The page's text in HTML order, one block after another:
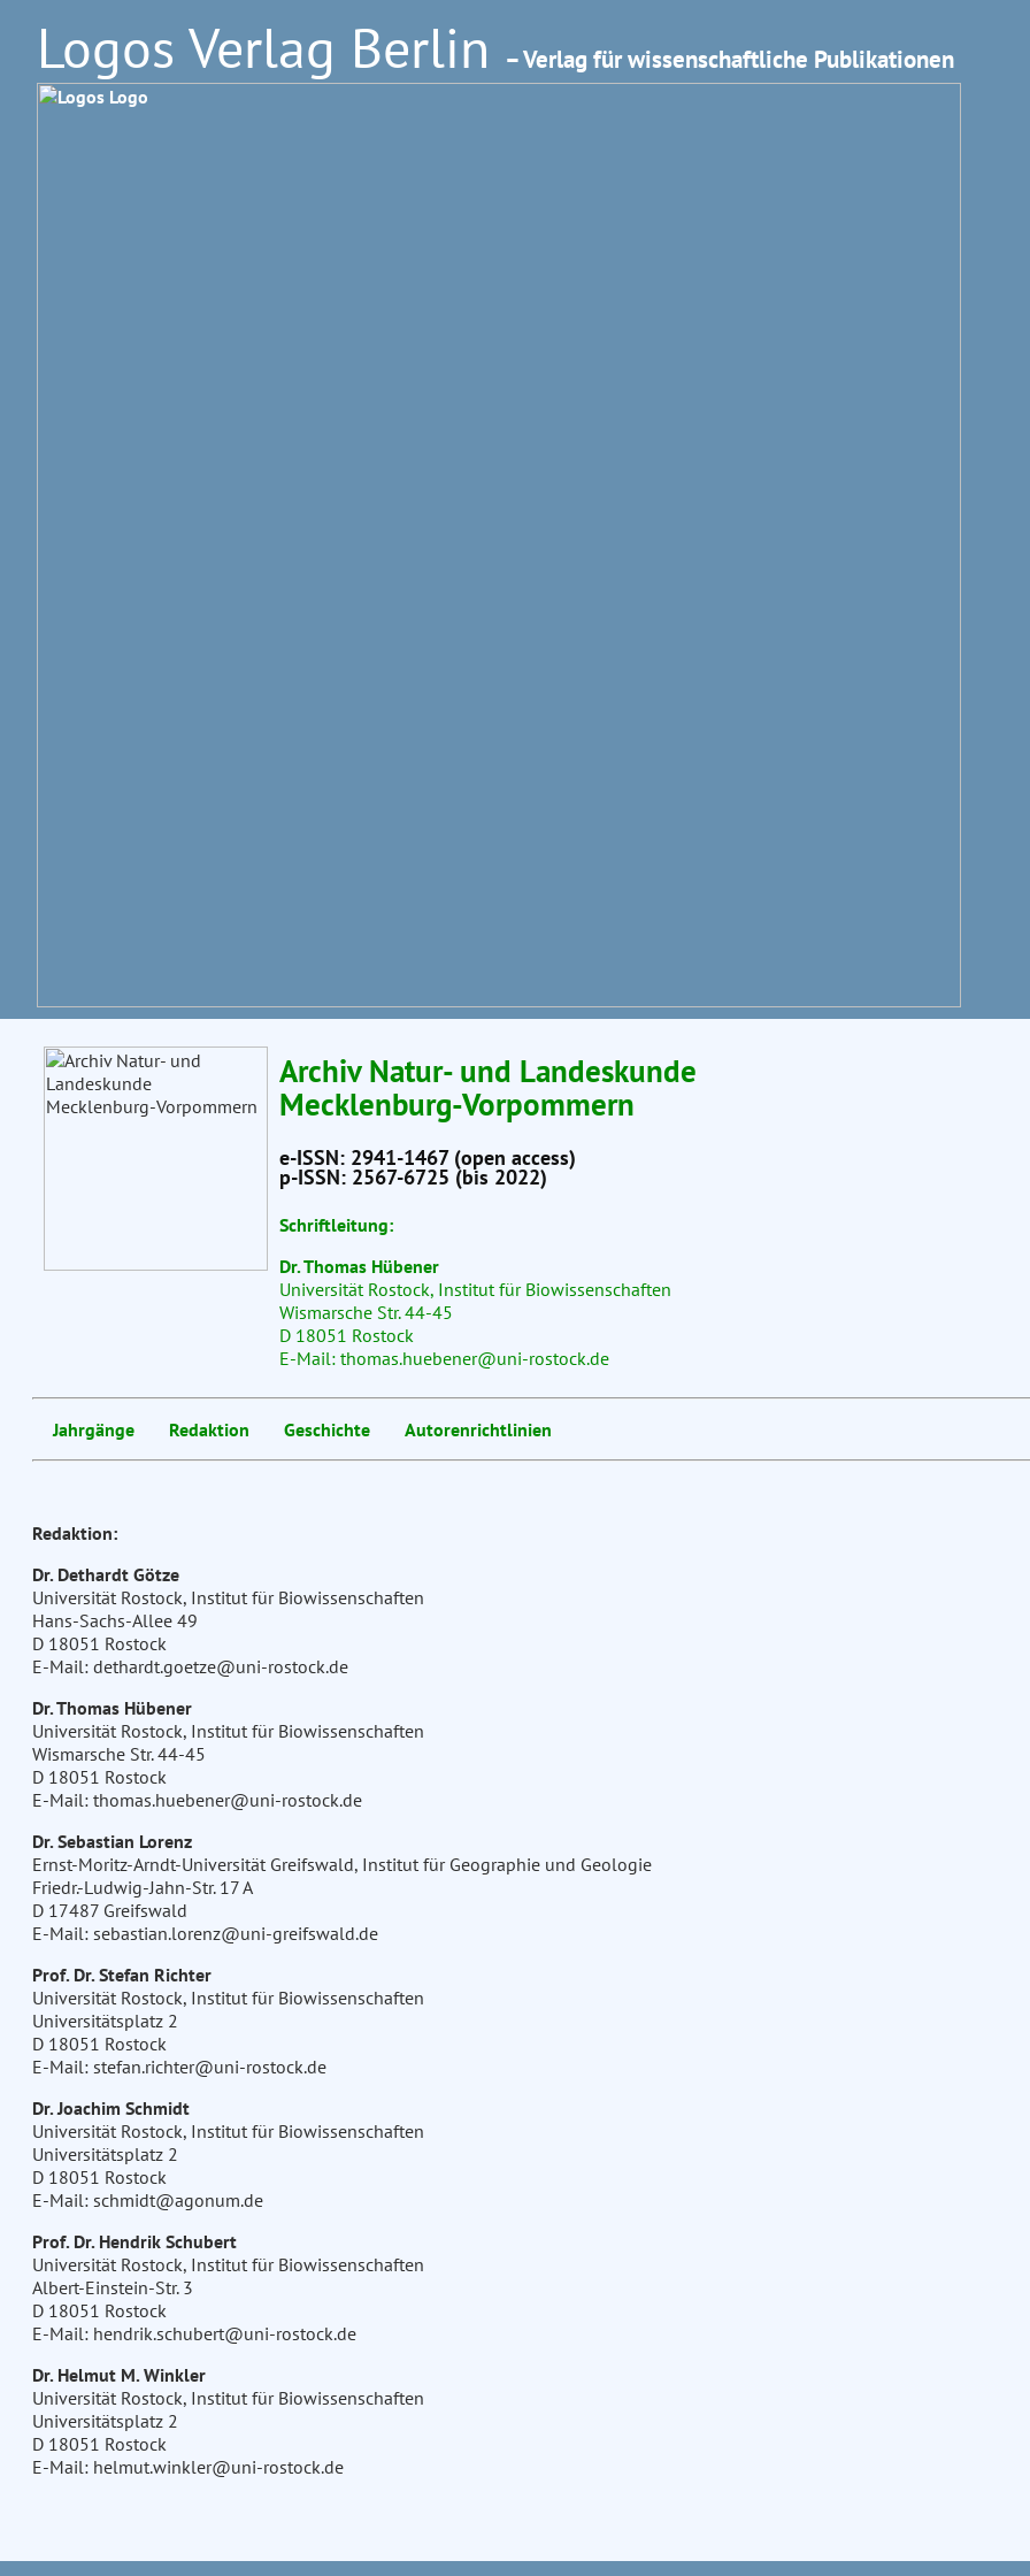
Logos Verlag Berlin – Verlag für wissenschaftliche Publikationen
Archiv Natur- und Landeskunde
Mecklenburg-Vorpommern
e-ISSN: 2941-1467 (open access)
p-ISSN: 2567-6725 (bis 2022)
Schriftleitung:
Dr. Thomas Hübener
Universität Rostock, Institut für Biowissenschaften
Wismarsche Str. 44-45
D 18051 Rostock
E-Mail: thomas.huebener@uni-rostock.de
Jahrgänge Redaktion Geschichte Autorenrichtlinien
Redaktion:
Dr. Dethardt Götze
Universität Rostock, Institut für Biowissenschaften
Hans-Sachs-Allee 49
D 18051 Rostock
E-Mail: dethardt.goetze@uni-rostock.de
Dr. Thomas Hübener
Universität Rostock, Institut für Biowissenschaften
Wismarsche Str. 44-45
D 18051 Rostock
E-Mail: thomas.huebener@uni-rostock.de
Dr. Sebastian Lorenz
Ernst-Moritz-Arndt-Universität Greifswald, Institut für Geographie und Geologie
Friedr.-Ludwig-Jahn-Str. 17 A
D 17487 Greifswald
E-Mail: sebastian.lorenz@uni-greifswald.de
Prof. Dr. Stefan Richter
Universität Rostock, Institut für Biowissenschaften
Universitätsplatz 2
D 18051 Rostock
E-Mail: stefan.richter@uni-rostock.de
Dr. Joachim Schmidt
Universität Rostock, Institut für Biowissenschaften
Universitätsplatz 2
D 18051 Rostock
E-Mail: schmidt@agonum.de
Prof. Dr. Hendrik Schubert
Universität Rostock, Institut für Biowissenschaften
Albert-Einstein-Str. 3
D 18051 Rostock
E-Mail: hendrik.schubert@uni-rostock.de
Dr. Helmut M. Winkler
Universität Rostock, Institut für Biowissenschaften
Universitätsplatz 2
D 18051 Rostock
E-Mail: helmut.winkler@uni-rostock.de